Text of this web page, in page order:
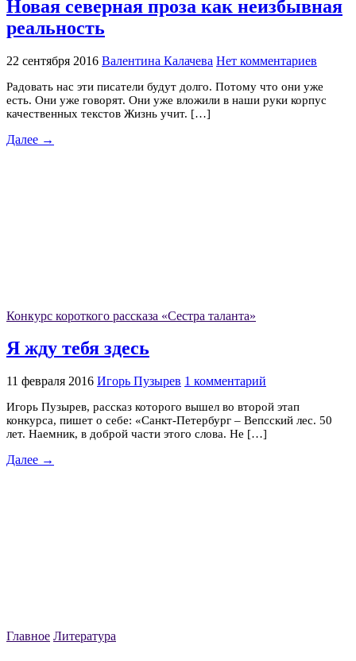
Новая северная проза как неизбывная
реальность
22 сентября 2016 Валентина Калачева Нет комментариев
Радовать нас эти писатели будут долго. Потому что они уже
есть. Они уже говорят. Они уже вложили в наши руки корпус
качественных текстов Жизнь учит. […]
Далее →
Конкурс короткого рассказа «Сестра таланта»
Я жду тебя здесь
11 февраля 2016 Игорь Пузырев 1 комментарий
Игорь Пузырев, рассказ которого вышел во второй этап
конкурса, пишет о себе: «Санкт-Петербург – Вепсский лес. 50
лет. Наемник, в доброй части этого слова. Не […]
Далее →
Главное Литература